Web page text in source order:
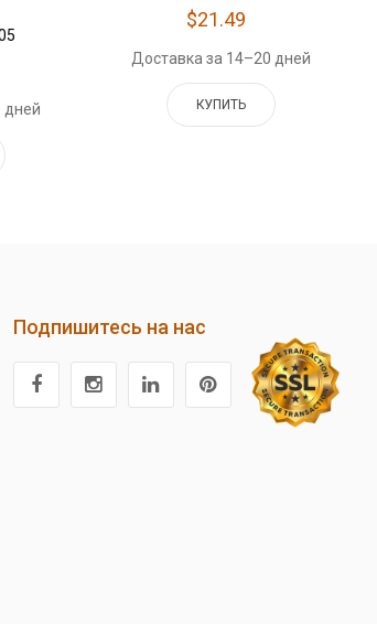
дней
$21.49
Доставка за 14–20 дней
КУПИТЬ
Подпишитесь на нас